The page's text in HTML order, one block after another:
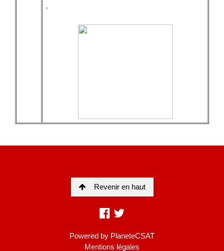
Revenir en haut
Powered by PlaneteCSAT
Mentions légales